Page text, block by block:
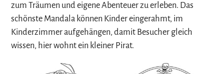
zum Träumen und eigene Abenteuer zu erleben. Das
schönste Mandala können Kinder eingerahmt, im
Kinderzimmer aufgehängen, damit Besucher gleich
wissen, hier wohnt ein kleiner Pirat.